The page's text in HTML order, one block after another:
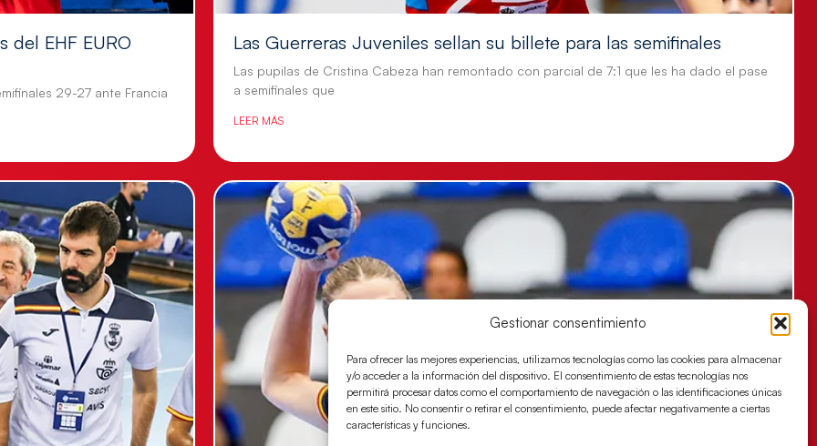
Gestionar consentimiento
Para ofrecer las mejores experiencias, utilizamos tecnologías como las cookies para almacenar
y/o acceder a la información del dispositivo. El consentimiento de estas tecnologías nos
permitirá procesar datos como el comportamiento de navegación o las identificaciones únicas
en este sitio. No consentir o retirar el consentimiento, puede afectar negativamente a ciertas
características y funciones.
del EHF EURO
29-27 ante Francia
Las Guerreras Juveniles sellan su billete para las semifinales
Las pupilas de Cristina Cabeza han remontado con parcial de 7:1 que les ha dado el pase
a semifinales que
LEER MÁS